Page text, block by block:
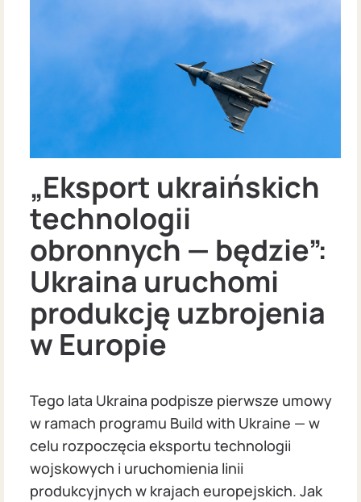
„Eksport ukraińskich
technologii
obronnych — będzie”:
Ukraina uruchomi
produkcję uzbrojenia
w Europie
Tego lata Ukraina podpisze pierwsze umowy
w ramach programu Build with Ukraine — w
celu rozpoczęcia eksportu technologii
wojskowych i uruchomienia linii
produkcyjnych w krajach europejskich. Jak